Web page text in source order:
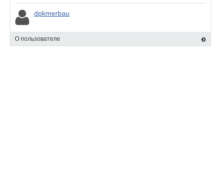
логистические решения. Работаем как с юридическими, так и
с физическими лицами, по удобному для вас варианту
оплаты – наличный или безналичный расчет.
dpkmerbau
О пользователе